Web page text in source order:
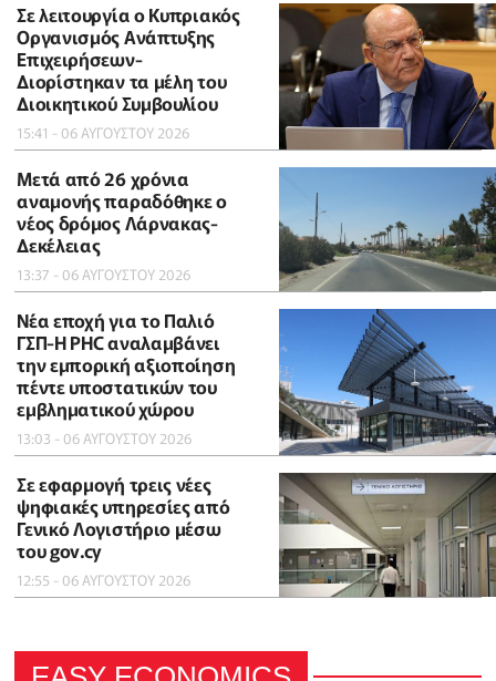
Σε λειτουργία ο Κυπριακός
Οργανισμός Ανάπτυξης
Επιχειρήσεων-
Διορίστηκαν τα μέλη του
Διοικητικού Συμβουλίου
15:41 - 06 ΑΥΓΟΥΣΤΟΥ 2026
Μετά από 26 χρόνια
αναμονής παραδόθηκε ο
νέος δρόμος Λάρνακας-
Δεκέλειας
13:37 - 06 ΑΥΓΟΥΣΤΟΥ 2026
Νέα εποχή για το Παλιό
ΓΣΠ-Η PHC αναλαμβάνει
την εμπορική αξιοποίηση
πέντε υποστατικών του
εμβληματικού χώρου
13:03 - 06 ΑΥΓΟΥΣΤΟΥ 2026
Σε εφαρμογή τρεις νέες
ψηφιακές υπηρεσίες από
Γενικό Λογιστήριο μέσω
του gov.cy
12:55 - 06 ΑΥΓΟΥΣΤΟΥ 2026